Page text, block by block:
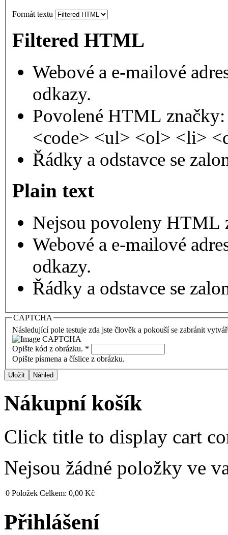
Formát textu
Filtered HTML
Webové a e-mailové
odkazy.
Povolené HTML
<code> <ul> <ol> <li>
Řádky a odstavce se
Plain text
Nejsou povoleny HTML
Webové a e-mailové
odkazy.
Řádky a odstavce se
CAPTCHA
Následující pole testuje zda jste člověk a pokouší se zabránit
Opište kód z obrázku. *
Opište písmena a číslice z obrázku.
Nákupní košík
Click title to display cart
Nejsou žádné položky ve
0 Položek Celkem: 0,00 Kč
Přihlášení